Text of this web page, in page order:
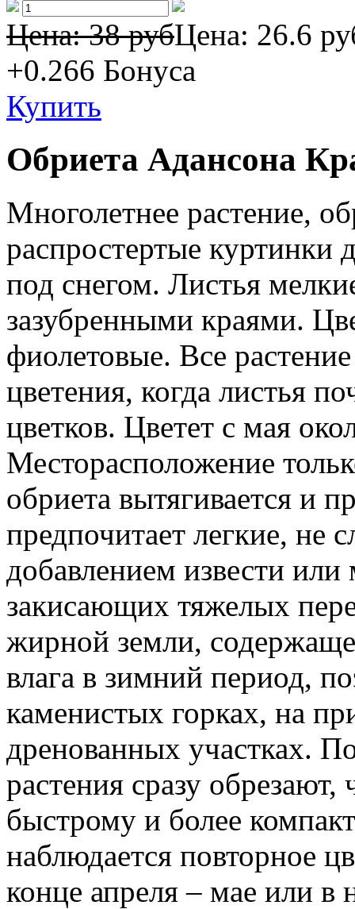
Цена: 38 рубЦена: 26.6
+0.266 Бонуса
Купить
Обриета Адансона
Многолетнее растение,
распростертые
под снегом. Листья
зазубренными краями.
фиолетовые. Все
цветения, когда листья
цветков. Цветет с мая
Месторасположение
обриета вытягивается и
предпочитает легкие,
добавлением извести
закисающих тяжелых
жирной земли,
влага в зимний период,
каменистых горках, на
дренованных участках.
растения сразу
быстрому и более
наблюдается повторное
конце апреля – мае или в